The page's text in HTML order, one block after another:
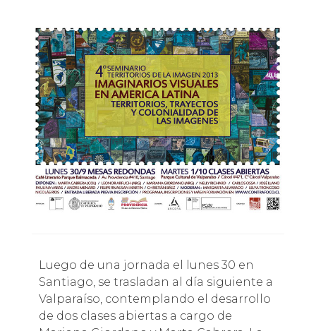
Luego de una jornada el lunes 30 en
Santiago, se trasladan al día siguiente a
Valparaíso, contemplando el desarrollo
de dos clases abiertas a cargo de